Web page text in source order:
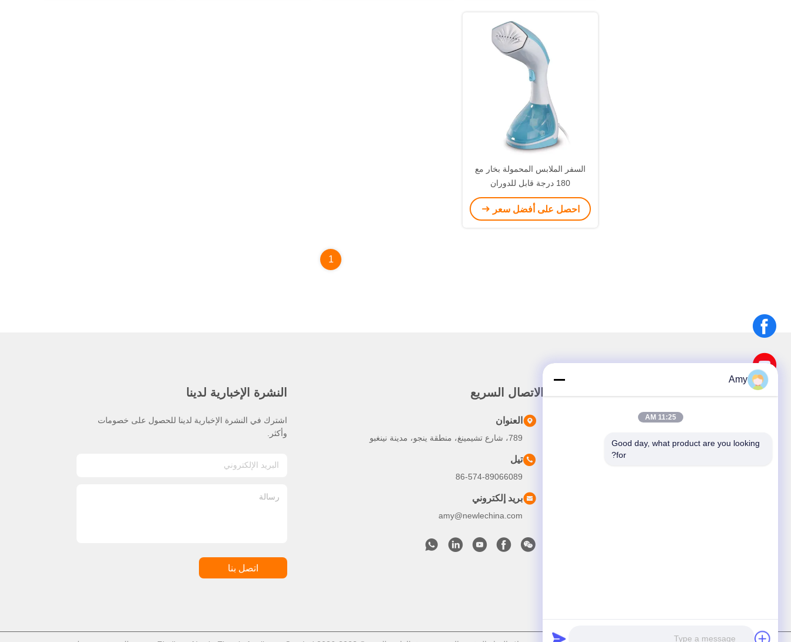
السفر الملابس المحمولة بخار مع
180 درجة قابل للدوران
احصل على أفضل سعر
1
المنتجات
الاتصال السريع
العنوان
789، شارع تشيمينغ، منطقة ينجو، مدينة نينغبو
تيل
86-574-89066089
بريد إلكتروني
amy@newlechina.com
النشرة الإخبارية لدينا
اشترك في النشرة الإخبارية لدينا للحصول على خصومات
وأكثر.
اتصل بنا
Amy
11:25 AM
Good day, what product are you looking
for?